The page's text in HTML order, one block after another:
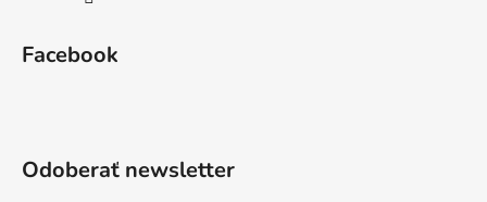
Facebook
Odoberať newsletter